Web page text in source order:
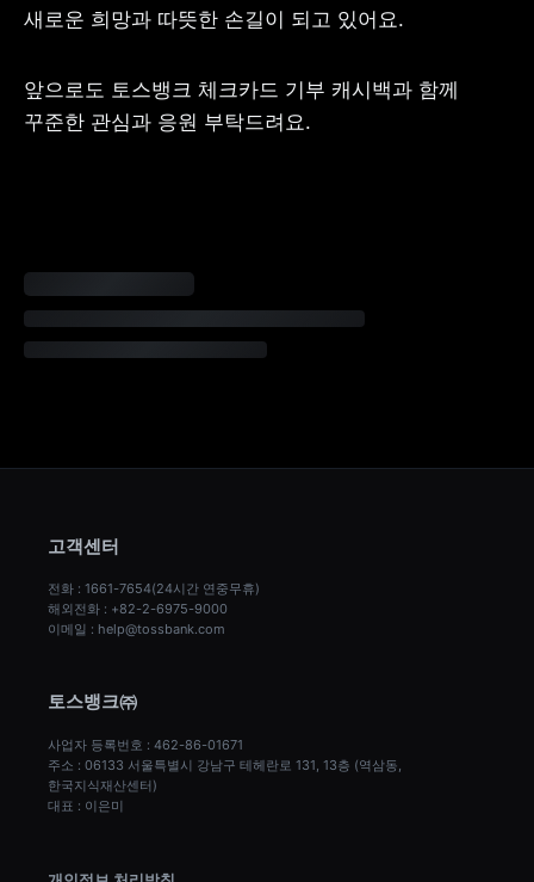
새로운 희망과 따뜻한 손길이 되고 있어요.
앞으로도 토스뱅크 체크카드 기부 캐시백과 함께
꾸준한 관심과 응원 부탁드려요.
고객센터
전화 : 1661-7654(24시간 연중무휴)
해외전화 : +82-2-6975-9000
이메일 : help@tossbank.com
토스뱅크㈜
사업자 등록번호 : 462-86-01671
주소 : 06133 서울특별시 강남구 테헤란로 131, 13층 (역삼동,
한국지식재산센터)
대표 : 이은미